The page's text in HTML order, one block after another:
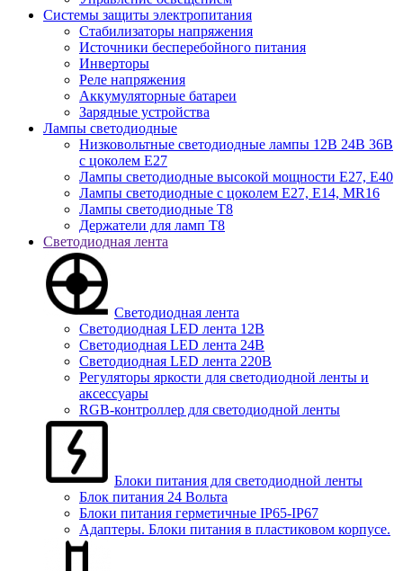
Системы защиты электропитания
Стабилизаторы напряжения
Источники бесперебойного питания
Инверторы
Реле напряжения
Аккумуляторные батареи
Зарядные устройства
Лампы светодиодные
Низковольтные светодиодные лампы 12В 24В 36В
с цоколем Е27
Лампы светодиодные высокой мощности Е27, Е40
Лампы светодиодные с цоколем Е27, Е14, MR16
Лампы светодиодные Т8
Держатели для ламп T8
Светодиодная лента
Светодиодная лента
Светодиодная LED лента 12В
Светодиодная LED лента 24В
Светодиодная LED лента 220В
Регуляторы яркости для светодиодной ленты и
аксессуары
RGB-контроллер для светодиодной ленты
Блоки питания для светодиодной ленты
Блок питания 24 Вольта
Блоки питания герметичные IP65-IP67
Адаптеры. Блоки питания в пластиковом корпусе.